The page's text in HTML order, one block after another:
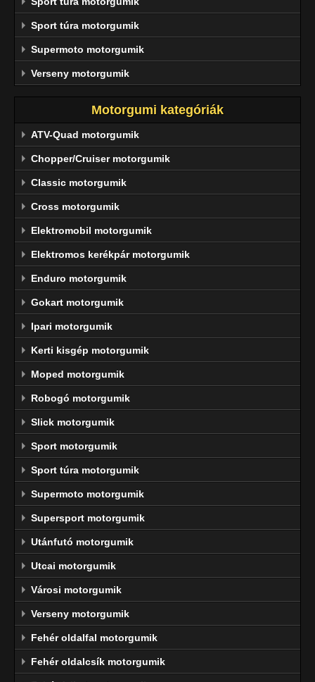
Sport túra motorgumik
Supermoto motorgumik
Verseny motorgumik
Motorgumi kategóriák
ATV-Quad motorgumik
Chopper/Cruiser motorgumik
Classic motorgumik
Cross motorgumik
Elektromobil motorgumik
Elektromos kerékpár motorgumik
Enduro motorgumik
Gokart motorgumik
Ipari motorgumik
Kerti kisgép motorgumik
Moped motorgumik
Robogó motorgumik
Slick motorgumik
Sport motorgumik
Sport túra motorgumik
Supermoto motorgumik
Supersport motorgumik
Utánfutó motorgumik
Utcai motorgumik
Városi motorgumik
Verseny motorgumik
Fehér oldalfal motorgumik
Fehér oldalcsík motorgumik